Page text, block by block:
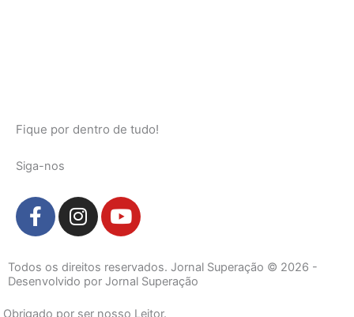
Fique por dentro de tudo!
Siga-nos
F
a
e
b
o
I
n
t
a
Y
o
t
u
Todos os direitos reservados. Jornal Superação © 2026 -
Desenvolvido por Jornal Superação
Obrigado por ser nosso Leitor.